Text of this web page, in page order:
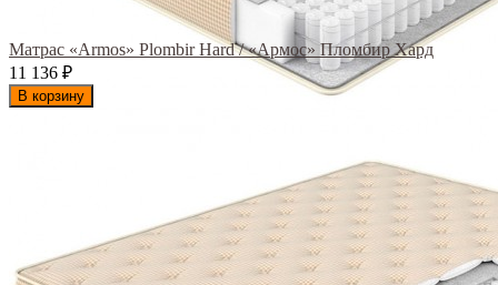
Матрас «Armos» Plombir Hard / «Армос» Пломбир Хард
11 136 ₽
В корзину